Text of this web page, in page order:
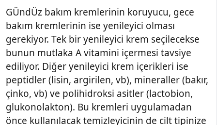
GÜndÜz bakım kremlerinin koruyucu, gece
bakım kremlerinin ise yenileyici olması
gerekiyor. Tek bir yenileyici krem seçilecekse
bunun mutlaka A vitamini içermesi tavsiye
ediliyor. Diğer yenileyici krem içerikleri ise
peptidler (lisin, argirilen, vb), mineraller (bakır,
çinko, vb) ve polihidroksi asitler (lactobion,
glukonolakton). Bu kremleri uygulamadan
önce kullanılacak temizleyicinin de cilt tipinize